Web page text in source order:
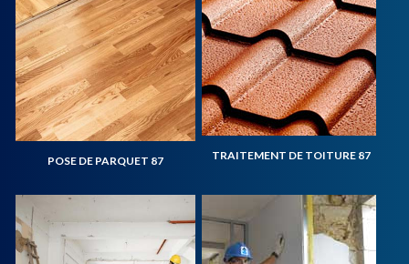
POSE DE PARQUET 87 TRAITEMENT DE TOITURE 87